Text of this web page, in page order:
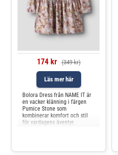
174 kr (349 kr)
Läs mer här
Bolora Dress från NAME IT är
en vacker klänning i färgen
Pumice Stone som
kombinerar komfort och stil
för vardagens äventyr.